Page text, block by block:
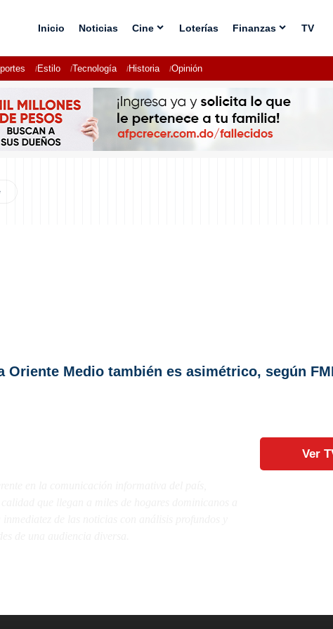
Inicio Noticias Cine Loterías Finanzas TV
Estilo Tecnología Historia Opinión
Medio también es asimétrico, según
Ver